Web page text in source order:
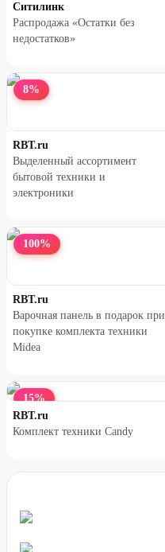
Наушники XIAOMI Redmi
Buds 6 Active белые
38%
Ситилинк
Распродажа «Остатки без
недостатков»
8%
RBT.ru
Выделенный ассортимент
бытовой техники и
электроники
100%
RBT.ru
Варочная панель в подарок при
покупке комплекта техники
Midea
15%
RBT.ru
Комплект техники Candy